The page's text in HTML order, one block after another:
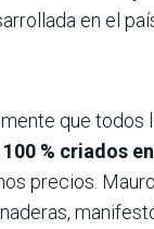
en el
que todos
% criados
precios.